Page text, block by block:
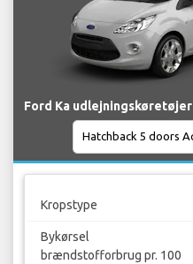
Ford Ka
Kropstype
Bykørsel
brændstofforbrug pr. 100